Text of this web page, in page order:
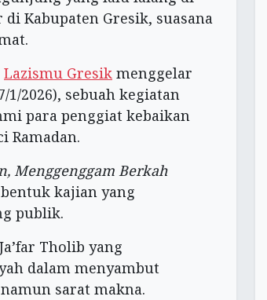
Kabupaten Gresik, suasana
Lazismu Gresik menggelar
1/2026), sebuah kegiatan
para penggiat kebaikan
Ramadan.
Menggenggam Berkah
kajian yang
publik.
Tholib yang
dalam menyambut
sarat makna.